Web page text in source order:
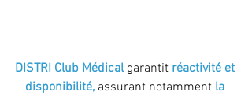
DISTRI Club Médical garantit réactivité et
disponibilité, assurant notamment la